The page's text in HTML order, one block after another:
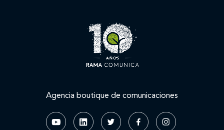
Agencia boutique de comunicaciones